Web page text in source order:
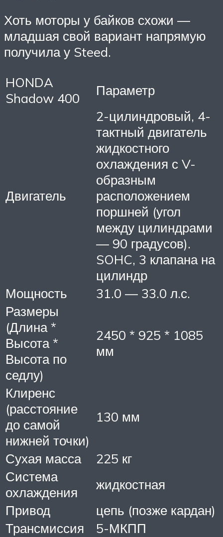
Хоть моторы у байков схожи —
младшая свой вариант напрямую
получила у Steed.
HONDA
Shadow 400
Параметр
Двигатель
2-цилиндровый, 4-
тактный двигатель
жидкостного
охлаждения с V-
образным
расположением
поршней (угол
между цилиндрами
— 90 градусов).
SOHC, 3 клапана на
цилиндр
Мощность
31.0 — 33.0 л.с.
Размеры
(Длина *
Высота *
Высота по
седлу)
2450 * 925 * 1085
мм
Клиренс
(расстояние
до самой
нижней точки)
130 мм
Сухая масса
225 кг
Система
охлаждения
жидкостная
Привод
цепь (позже кардан)
Трансмиссия
5-МКПП